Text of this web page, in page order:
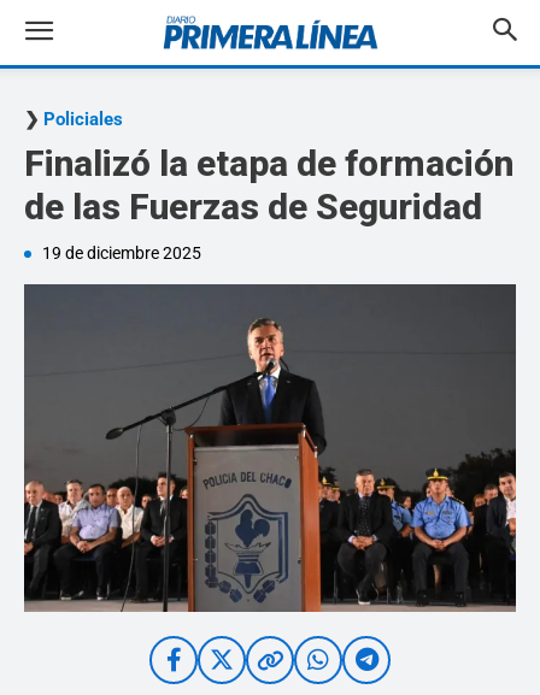
Policiales
Finalizó la etapa de formación
de las Fuerzas de Seguridad
19 de diciembre 2025